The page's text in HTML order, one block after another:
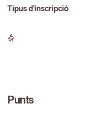
Tipus d'inscripció
Punts